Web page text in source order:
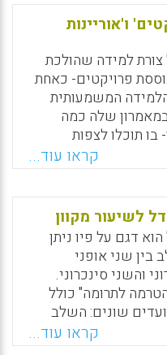
ו'אוריינות
צורת למידה שהולכת
פרויקטים- כאחת
המשמעותית
במאמרון שלה כמה
בו תוכלו לצפות
את התאוריה
לימור ליבוביץ)
קראו עוד...
לשיעור מקוון
דגם על פיו ניתן
בין שני אופני
והשני סינכרוני.
לתרומה" כולל
שונים: השלב
המצטבר של המורים
זה מהווה בסיס
קראו עוד...